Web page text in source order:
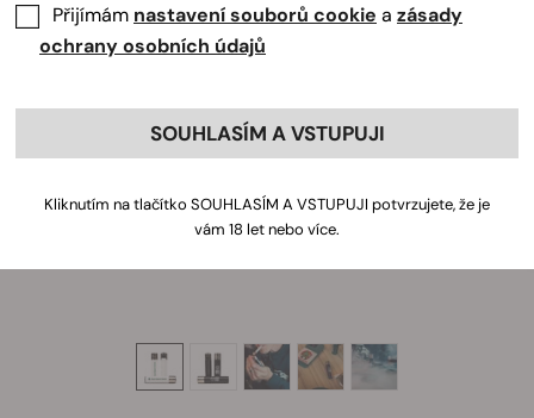
Přijímám nastavení souborů cookie a zásady
ochrany osobních údajů
SOUHLASÍM A VSTUPUJI
Kliknutím na tlačítko SOUHLASÍM A VSTUPUJI potvrzujete, že je
vám 18 let nebo více.